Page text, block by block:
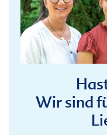
Wir sind